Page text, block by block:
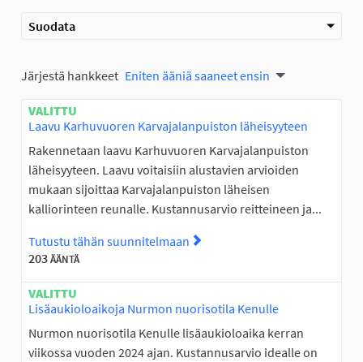
Suodata
Järjestä hankkeet Eniten ääniä saaneet ensin
VALITTU
Laavu Karhuvuoren Karvajalanpuiston läheisyyteen
Rakennetaan laavu Karhuvuoren Karvajalanpuiston
läheisyyteen. Laavu voitaisiin alustavien arvioiden
mukaan sijoittaa Karvajalanpuiston läheisen
kalliorinteen reunalle. Kustannusarvio reitteineen ja...
Tutustu tähän suunnitelmaan
203ÄÄNTÄ
VALITTU
Lisäaukioloaikoja Nurmon nuorisotila Kenulle
Nurmon nuorisotila Kenulle lisäaukioloaika kerran
viikossa vuoden 2024 ajan. Kustannusarvio idealle on